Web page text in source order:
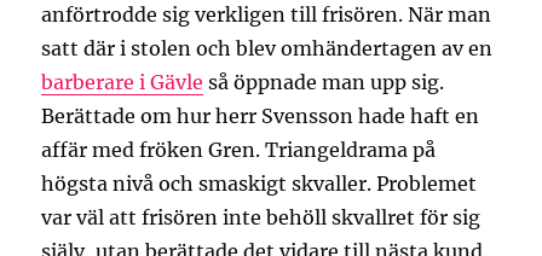
anförtrodde sig verkligen till frisören. När man
satt där i stolen och blev omhändertagen av en
barberare i Gävle så öppnade man upp sig.
Berättade om hur herr Svensson hade haft en
affär med fröken Gren. Triangeldrama på
högsta nivå och smaskigt skvaller. Problemet
var väl att frisören inte behöll skvallret för sig
själv, utan berättade det vidare till nästa kund.